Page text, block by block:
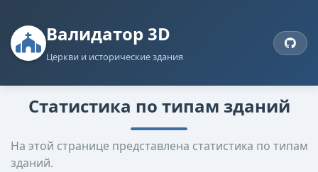
Валидатор 3D
Церкви и исторические здания
Статистика по типам зданий
На этой странице представлена статистика по типам
зданий.